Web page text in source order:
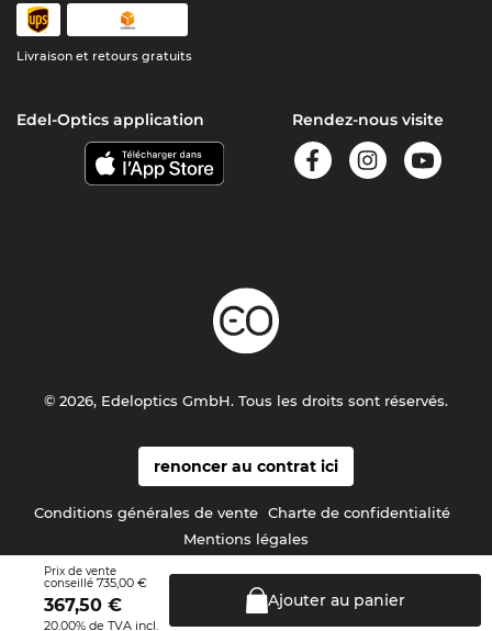
Prix de vente
conseillé 735,00 €
367,50 €
20.00% de TVA incl.
Ajouter aupanier
Livraison et retours gratuits
Edel-Optics application Rendez-nous visite
renoncer au contrat ici
Conditions générales de vente Charte de confidentialité
Mentions légales
© 2026, Edeloptics GmbH. Tous les droits sont réservés.